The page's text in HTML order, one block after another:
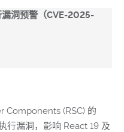
Components (RSC) 的
行漏洞，影响 React 19 及